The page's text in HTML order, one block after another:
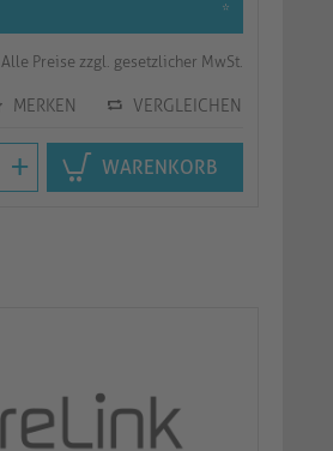
*
Alle Preise zzgl. gesetzlicher MwSt.
MERKEN VERGLEICHEN
+ WARENKORB